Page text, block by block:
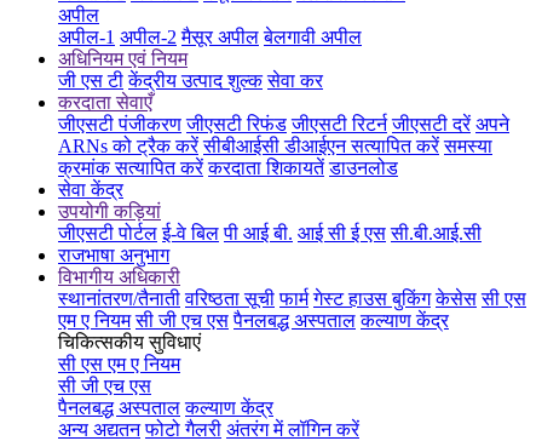
अपील
अपील-1 अपील-2 मैसूर अपील बेलगावी अपील
अधिनियम एवं नियम
जी एस टी केंद्रीय उत्पाद शुल्क सेवा कर
करदाता सेवाएँ
जीएसटी पंजीकरण जीएसटी रिफंड जीएसटी रिटर्न जीएसटी दरें अपने
ARNs को ट्रैक करें सीबीआईसी डीआईएन सत्यापित करें समस्या
क्रमांक सत्यापित करें करदाता शिकायतें डाउनलोड
सेवा केंद्र
उपयोगी कड़ियां
जीएसटी पोर्टल ई-वे बिल पी आई बी. आई सी ई एस सी.बी.आई.सी
राजभाषा अनुभाग
विभागीय अधिकारी
स्थानांतरण/तैनाती वरिष्ठता सूची फार्म गेस्ट हाउस बुकिंग केसेस सी एस
एम ए नियम सी जी एच एस पैनलबद्ध अस्पताल कल्याण केंद्र
चिकित्सकीय सुविधाएं
सी एस एम ए नियम
सी जी एच एस
पैनलबद्ध अस्पताल कल्याण केंद्र
अन्य अद्यतन फोटो गैलरी अंतरंग में लॉगिन करें